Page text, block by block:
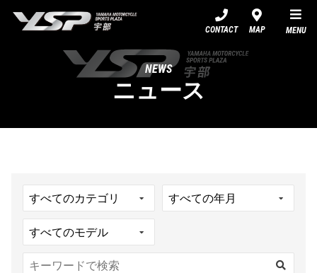
CONTACT MAP MENU
NEWS
ニュース